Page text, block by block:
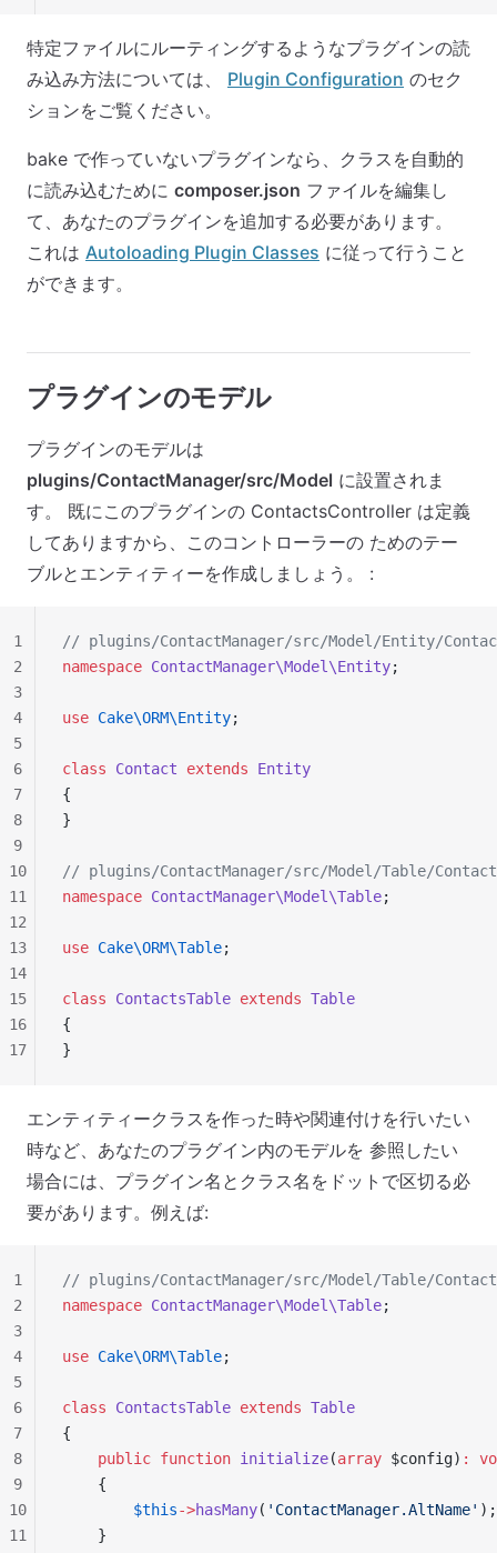
特定ファイルにルーティングするようなプラグインの読
み込み方法については、 Plugin Configuration のセク
ションをご覧ください。
bake で作っていないプラグインなら、クラスを自動的
に読み込むために composer.json ファイルを編集し
て、あなたのプラグインを追加する必要があります。
これは Autoloading Plugin Classes に従って行うこと
ができます。
プラグインのモデル
プラグインのモデルは
plugins/ContactManager/src/Model に設置されま
す。 既にこのプラグインの ContactsController は定義
してありますから、このコントローラーの ためのテー
ブルとエンティティーを作成しましょう。 :
// plugins/ContactManager/src/Model/Entity/
namespace ContactManager\Model\Entity;
use Cake\ORM\Entity;
class Contact extends Entity
{
}
// plugins/ContactManager/src/Model/Table/
namespace ContactManager\Model\Table;
use Cake\ORM\Table;
class ContactsTable extends Table
{
}
1
2
3
4
5
6
7
8
9
10
11
12
13
14
15
16
17
エンティティークラスを作った時や関連付けを行いたい
時など、あなたのプラグイン内のモデルを 参照したい
場合には、プラグイン名とクラス名をドットで区切る必
要があります。例えば:
// plugins/ContactManager/src/Model/Table/
namespace ContactManager\Model\Table;
use Cake\ORM\Table;
class ContactsTable extends Table
{
    public
function initialize(array $config) :
    {
        $this
->hasMany( 'ContactManager.AltName' );
    }
1
2
3
4
5
6
7
8
9
10
11